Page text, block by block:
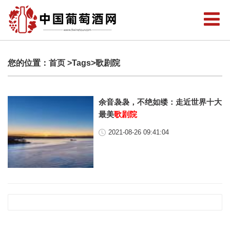
您的位置： 首页 >Tags>歌剧院
余音袅袅，不绝如缕：走近世界十大
最美歌剧院
2021-08-26 09:41:04